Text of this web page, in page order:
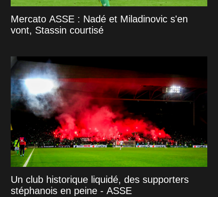
Mercato ASSE : Nadé et Miladinovic s'en
vont, Stassin courtisé
Un club historique liquidé, des supporters
stéphanois en peine - ASSE